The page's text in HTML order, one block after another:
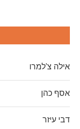
אילה צ'למרו
אסף כהן
דבי עיזר